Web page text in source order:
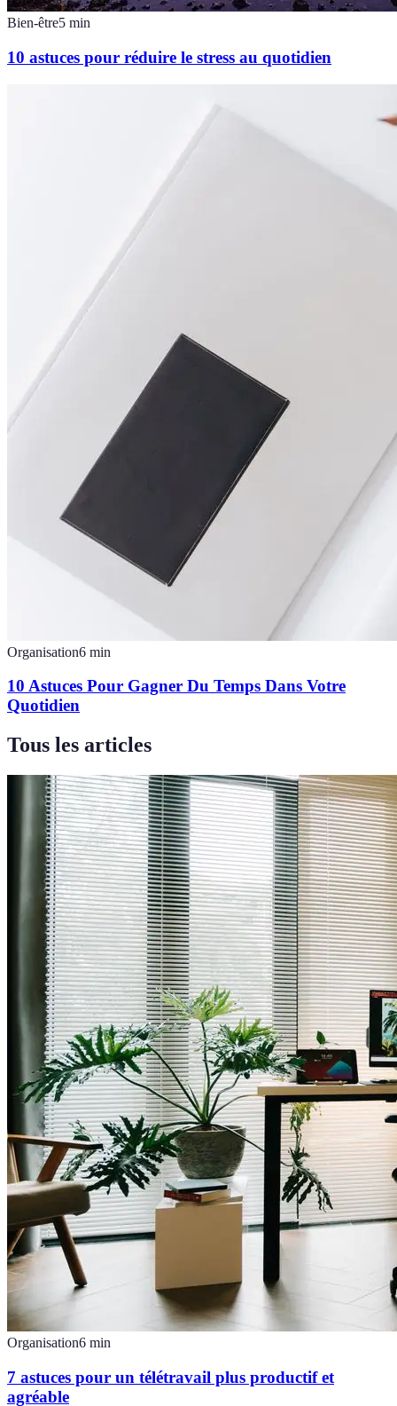
Bien-être5 min
10 astuces pour réduire le stress au quotidien
Organisation6 min
10 Astuces Pour Gagner Du Temps Dans Votre
Quotidien
Tous les articles
Organisation6 min
7 astuces pour un télétravail plus productif et
agréable